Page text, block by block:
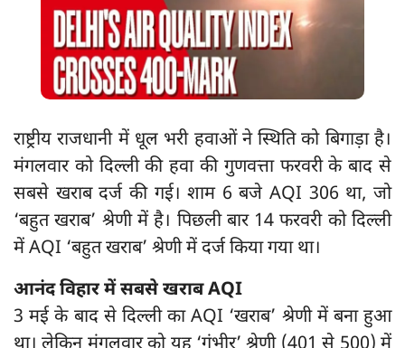
राष्ट्रीय राजधानी में धूल भरी हवाओं ने स्थिति को बिगाड़ा है।
मंगलवार को दिल्ली की हवा की गुणवत्ता फरवरी के बाद से
सबसे खराब दर्ज की गई। शाम 6 बजे AQI 306 था, जो
‘बहुत खराब’ श्रेणी में है। पिछली बार 14 फरवरी को दिल्ली
में AQI ‘बहुत खराब’ श्रेणी में दर्ज किया गया था।
आनंद विहार में सबसे खराब AQI
3 मई के बाद से दिल्ली का AQI ‘खराब’ श्रेणी में बना हुआ